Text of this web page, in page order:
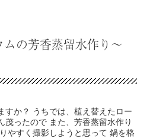
の芳香蒸留水作り〜
すか？ うちでは、植え替えたロー
茂ったので また、芳香蒸留水作り
やすく撮影しようと思って 鍋を格